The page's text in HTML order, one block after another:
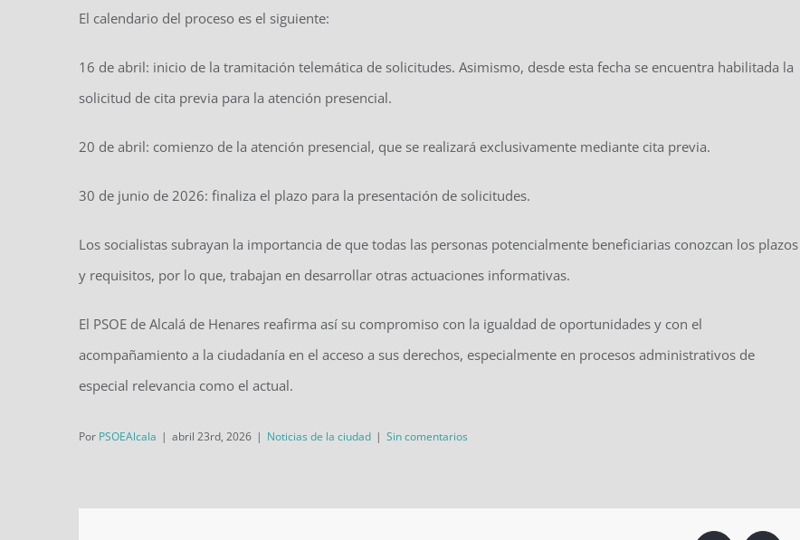
El calendario del proceso es el siguiente:
16 de abril: inicio de la tramitación telemática de solicitudes. Asimismo, desde esta fecha se encuentra habilitada la
solicitud de cita previa para la atención presencial.
20 de abril: comienzo de la atención presencial, que se realizará exclusivamente mediante cita previa.
30 de junio de 2026: finaliza el plazo para la presentación de solicitudes.
Los socialistas subrayan la importancia de que todas las personas potencialmente beneficiarias conozcan los plazos
y requisitos, por lo que, trabajan en desarrollar otras actuaciones informativas.
El PSOE de Alcalá de Henares reafirma así su compromiso con la igualdad de oportunidades y con el
acompañamiento a la ciudadanía en el acceso a sus derechos, especialmente en procesos administrativos de
especial relevancia como el actual.
Por PSOEAlcala | abril 23rd, 2026 | Noticias de la ciudad | Sin comentarios